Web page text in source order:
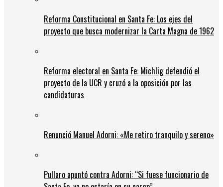
Reforma Constitucional en Santa Fe: Los ejes del
proyecto que busca modernizar la Carta Magna de 1962
Reforma electoral en Santa Fe: Michlig defendió el
proyecto de la UCR y cruzó a la oposición por las
candidaturas
Renunció Manuel Adorni: «Me retiro tranquilo y sereno»
Pullaro apuntó contra Adorni: “Si fuese funcionario de